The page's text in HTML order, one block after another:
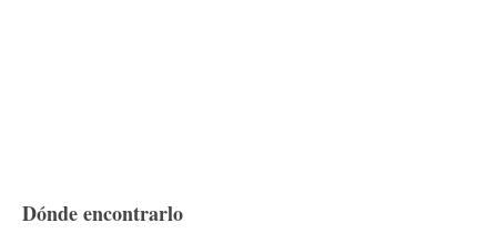
Dónde encontrarlo